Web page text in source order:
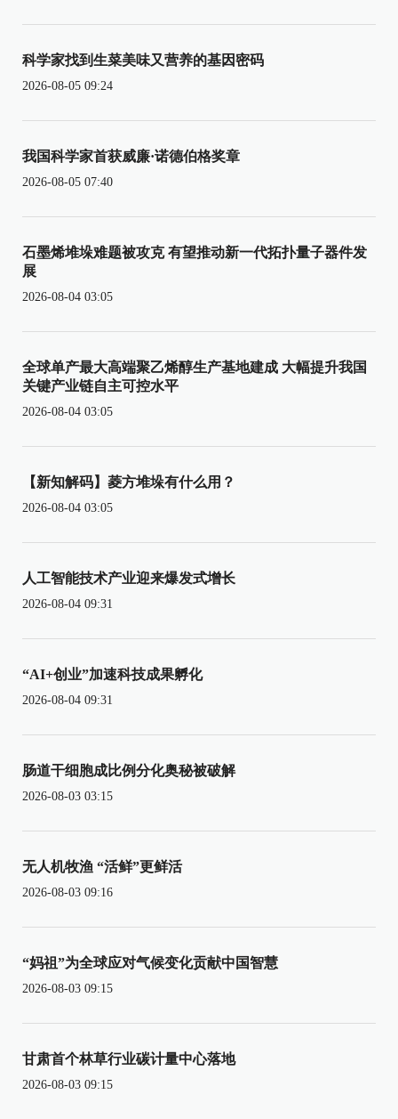
科学家找到生菜美味又营养的基因密码
2026-08-05 09:24
我国科学家首获威廉·诺德伯格奖章
2026-08-05 07:40
石墨烯堆垛难题被攻克 有望推动新一代拓扑量子器件发
展
2026-08-04 03:05
全球单产最大高端聚乙烯醇生产基地建成 大幅提升我国
关键产业链自主可控水平
2026-08-04 03:05
【新知解码】菱方堆垛有什么用？
2026-08-04 03:05
人工智能技术产业迎来爆发式增长
2026-08-04 09:31
“AI+创业”加速科技成果孵化
2026-08-04 09:31
肠道干细胞成比例分化奥秘被破解
2026-08-03 03:15
无人机牧渔 “活鲜”更鲜活
2026-08-03 09:16
“妈祖”为全球应对气候变化贡献中国智慧
2026-08-03 09:15
甘肃首个林草行业碳计量中心落地
2026-08-03 09:15